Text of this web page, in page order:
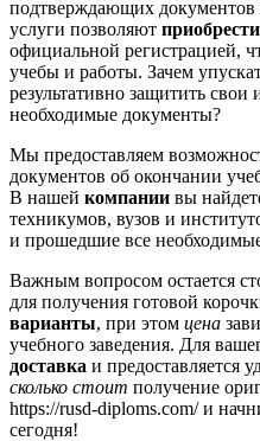
подтверждающих
услуги позволяют
официальной регистрацией,
учебы и работы. Зачем
результативно защитить свои
необходимые документы?
Мы предоставляем
документов об окончании
В нашей компании вы
техникумов, вузов и
и прошедшие все
Важным вопросом остается
для получения готовой
варианты, при этом цена
учебного заведения. Для
доставка и предоставляется
сколько стоит получение
https://rusd-diploms.com/ и
сегодня!